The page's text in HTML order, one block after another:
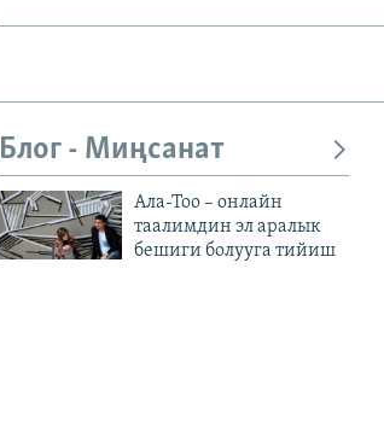
Блог - Миңсанат
Ала-Тоо – онлайн
таалимдин эл аралык
бешиги болууга тийиш